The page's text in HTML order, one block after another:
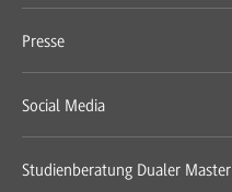
Presse
Social Media
Studienberatung Dualer Master